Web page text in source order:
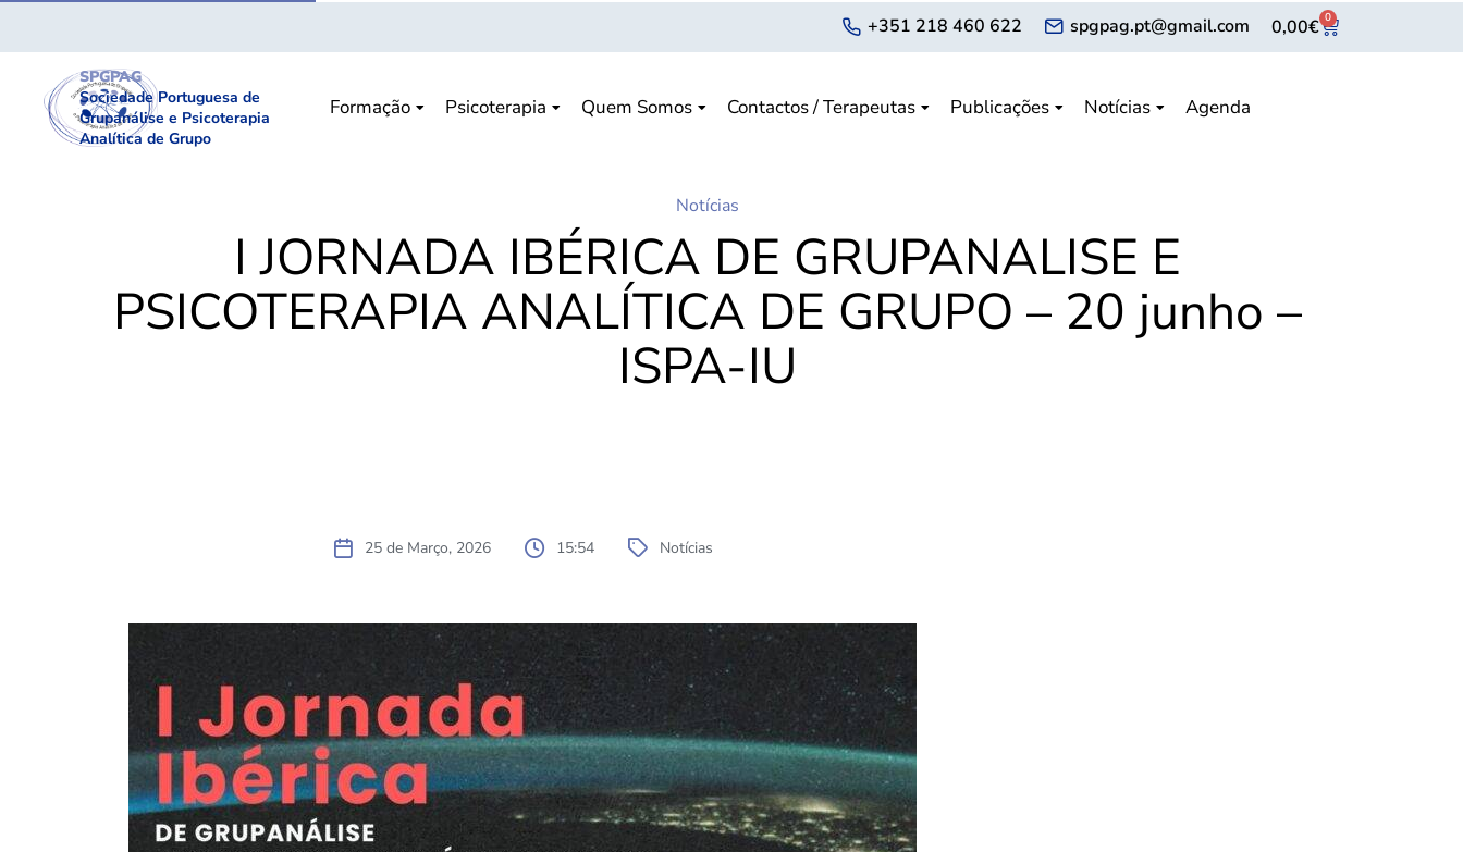
+351 218 460 622 spgpag.pt@gmail.com 0,00€ 0
SPGPAG
Sociedade Portuguesa de
Grupanálise e Psicoterapia
Analítica de Grupo
Formação Psicoterapia Quem Somos Contactos / Terapeutas Publicações Notícias Agenda
Notícias
I JORNADA IBÉRICA DE GRUPANALISE E
PSICOTERAPIA ANALÍTICA DE GRUPO – 20 junho –
ISPA-IU
25 de Março, 2026 15:54 Notícias